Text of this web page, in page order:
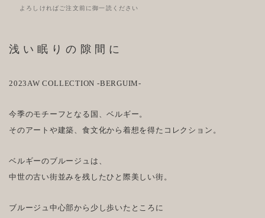
よろしければご注文前に御一読ください
浅い眠りの隙間に
2023AW COLLECTION -BERGUIM-
今季のモチーフとなる国、ベルギー。
そのアートや建築、食文化から着想を得たコレクション。
ベルギーのブルージュは、
中世の古い街並みを残したひと際美しい街。
ブルージュ中心部から少し歩いたところに